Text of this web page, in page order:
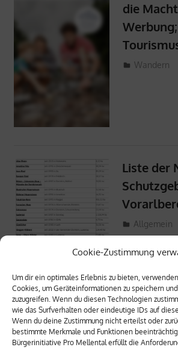
Cookie-Zustimmung
Um dir ein optimales Erlebnis zu bieten,
Cookies, um Geräteinformationen zu speichern
zuzugreifen. Wenn du diesen Technologien
wie das Surfverhalten oder eindeutige IDs auf
Wenn du deine Zustimmung nicht erteilst oder
bestimmte Merkmale und Funktionen
Bürgerinitiative Pro Mellental erfüllt die
die
24. Feber
ProMellental
Wandern
Liste der
8. Feber
ProMellental
Allgemein
META